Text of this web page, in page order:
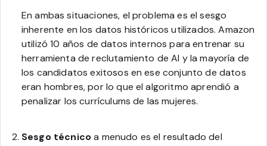
En ambas situaciones, el problema es el sesgo
inherente en los datos históricos utilizados. Amazon
utilizó 10 años de datos internos para entrenar su
herramienta de reclutamiento de AI y la mayoría de
los candidatos exitosos en ese conjunto de datos
eran hombres, por lo que el algoritmo aprendió a
penalizar los currículums de las mujeres.
Sesgo técnicoa menudo es el resultado del